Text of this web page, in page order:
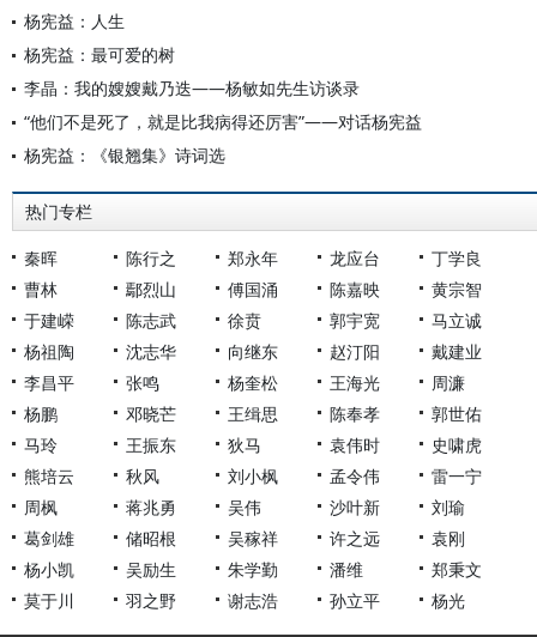
杨宪益：人生
杨宪益：最可爱的树
李晶：我的嫂嫂戴乃迭——杨敏如先生访谈录
“他们不是死了，就是比我病得还厉害”——对话杨宪益
杨宪益：《银翘集》诗词选
热门专栏
秦晖 陈行之 郑永年 龙应台
丁学良
曹林
鄢烈山 傅国涌 陈嘉映
黄宗智
于建嵘
陈志武 徐贲 郭宇宽
马立诚
杨祖陶
沈志华 向继东 赵汀阳
戴建业
李昌平
张鸣 杨奎松 王海光
周濂
杨鹏
邓晓芒 王缉思 陈奉孝
郭世佑
马玲
王振东 狄马 袁伟时
史啸虎
熊培云
秋风 刘小枫 孟令伟
雷一宁
周枫
蒋兆勇 吴伟 沙叶新
刘瑜
葛剑雄
储昭根 吴稼祥 许之远
袁刚
杨小凯
吴励生 朱学勤 潘维
郑秉文
莫于川
羽之野 谢志浩 孙立平 杨光